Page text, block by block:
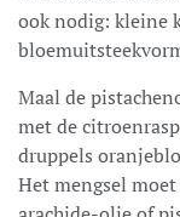
ook nodig: kleine
Maal de
met de
druppels
Het mengsel